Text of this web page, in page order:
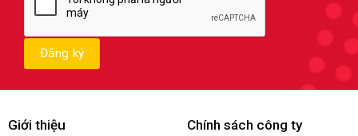
Giới thiệu Chính sách công ty